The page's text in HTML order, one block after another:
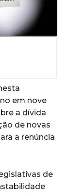
em nove
a dívida
de novas
a renúncia
de